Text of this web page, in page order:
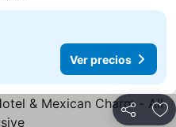
Ver precios
Compartir